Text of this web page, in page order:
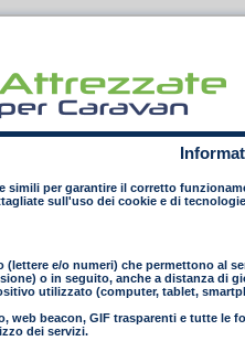
simili per garantire il corretto
sull'uso dei cookie e di
e/o numeri) che permettono al
o in seguito, anche a distanza di
utilizzato (computer, tablet,
web beacon, GIF trasparenti e tutte
dei servizi.